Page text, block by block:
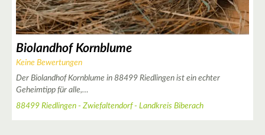
Biolandhof Kornblume
Keine Bewertungen
Der Biolandhof Kornblume in 88499 Riedlingen ist ein echter
Geheimtipp für alle,…
88499 Riedlingen - Zwiefaltendorf - Landkreis Biberach
5
2
2